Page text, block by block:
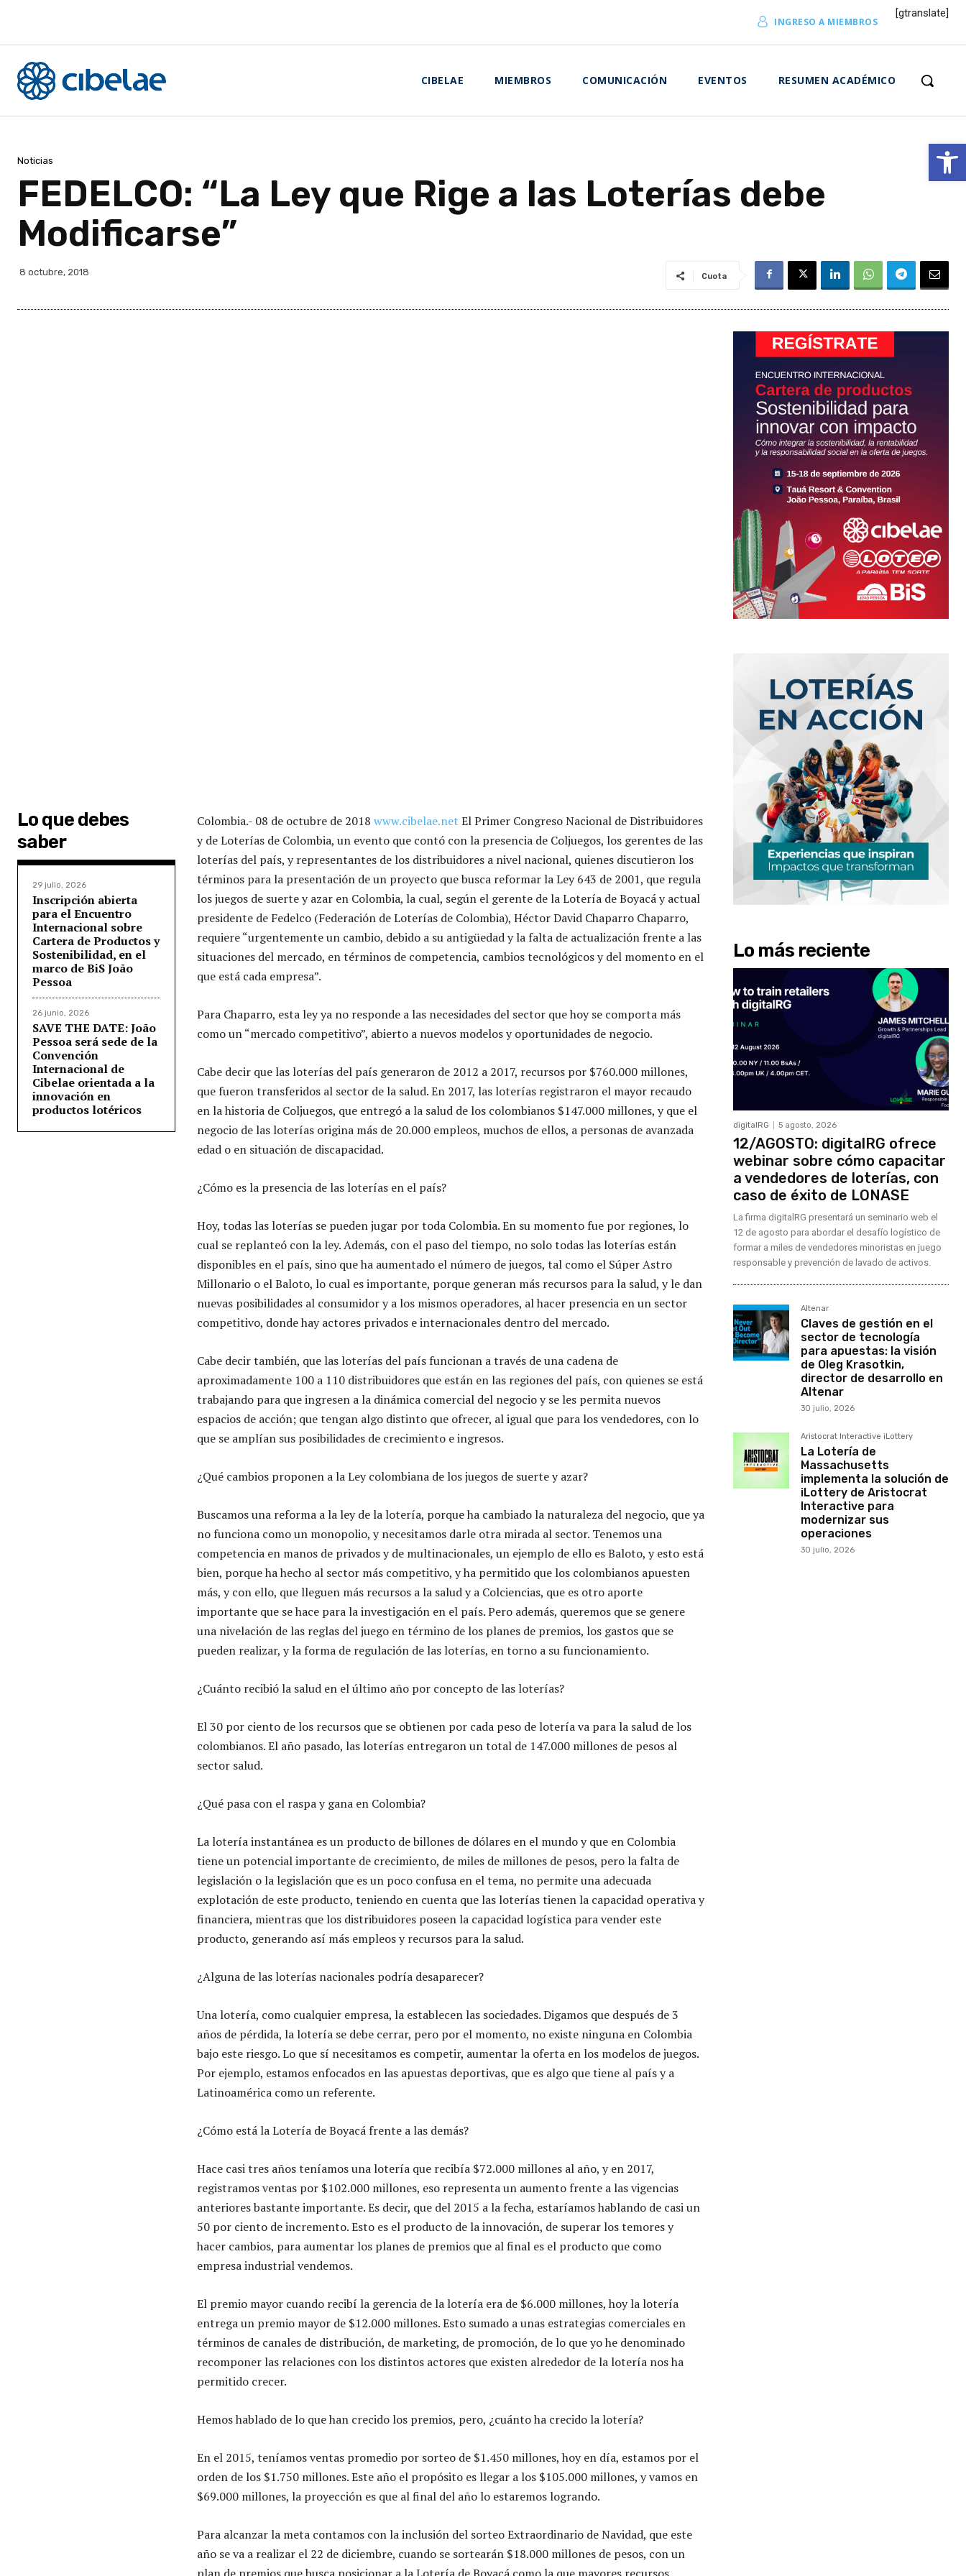
Abrir
INGRESO A MIEMBROS
[gtranslate]
CIBELAE MIEMBROS COMUNICACIÓN EVENTOS RESUMEN ACADÉMICO
Noticias
FEDELCO: “La Ley que Rige a las Loterías debe
Modificarse”
8 octubre, 2018 Cuota
Lo que debes
saber
29 julio, 2026
Inscripción abierta
para el Encuentro
Internacional sobre
Cartera de Productos y
Sostenibilidad, en el
marco de BiS João
Pessoa
26 junio, 2026
SAVE THE DATE: João
Pessoa será sede de la
Convención
Internacional de
Cibelae orientada a la
innovación en
productos lotéricos
Colombia.- 08 de octubre de 2018 www.cibelae.net El Primer Congreso Nacional de Distribuidores
y de Loterías de Colombia, un evento que contó con la presencia de Coljuegos, los gerentes de las
loterías del país, y representantes de los distribuidores a nivel nacional, quienes discutieron los
términos para la presentación de un proyecto que busca reformar la Ley 643 de 2001, que regula
los juegos de suerte y azar en Colombia, la cual, según el gerente de la Lotería de Boyacá y actual
presidente de Fedelco (Federación de Loterías de Colombia), Héctor David Chaparro Chaparro,
requiere “urgentemente un cambio, debido a su antigüedad y la falta de actualización frente a las
situaciones del mercado, en términos de competencia, cambios tecnológicos y del momento en el
que está cada empresa”.
Para Chaparro, esta ley ya no responde a las necesidades del sector que hoy se comporta más
como un “mercado competitivo”, abierto a nuevos modelos y oportunidades de negocio.
Cabe decir que las loterías del país generaron de 2012 a 2017, recursos por $760.000 millones,
que fueron transferidos al sector de la salud. En 2017, las loterías registraron el mayor recaudo
en la historia de Coljuegos, que entregó a la salud de los colombianos $147.000 millones, y que el
negocio de las loterías origina más de 20.000 empleos, muchos de ellos, a personas de avanzada
edad o en situación de discapacidad.
¿Cómo es la presencia de las loterías en el país?
Hoy, todas las loterías se pueden jugar por toda Colombia. En su momento fue por regiones, lo
cual se replanteó con la ley. Además, con el paso del tiempo, no solo todas las loterías están
disponibles en el país, sino que ha aumentado el número de juegos, tal como el Súper Astro
Millonario o el Baloto, lo cual es importante, porque generan más recursos para la salud, y le dan
nuevas posibilidades al consumidor y a los mismos operadores, al hacer presencia en un sector
competitivo, donde hay actores privados e internacionales dentro del mercado.
Cabe decir también, que las loterías del país funcionan a través de una cadena de
aproximadamente 100 a 110 distribuidores que están en las regiones del país, con quienes se está
trabajando para que ingresen a la dinámica comercial del negocio y se les permita nuevos
espacios de acción; que tengan algo distinto que ofrecer, al igual que para los vendedores, con lo
que se amplían sus posibilidades de crecimiento e ingresos.
¿Qué cambios proponen a la Ley colombiana de los juegos de suerte y azar?
Buscamos una reforma a la ley de la lotería, porque ha cambiado la naturaleza del negocio, que ya
no funciona como un monopolio, y necesitamos darle otra mirada al sector. Tenemos una
competencia en manos de privados y de multinacionales, un ejemplo de ello es Baloto, y esto está
bien, porque ha hecho al sector más competitivo, y ha permitido que los colombianos apuesten
más, y con ello, que lleguen más recursos a la salud y a Colciencias, que es otro aporte
importante que se hace para la investigación en el país. Pero además, queremos que se genere
una nivelación de las reglas del juego en término de los planes de premios, los gastos que se
pueden realizar, y la forma de regulación de las loterías, en torno a su funcionamiento.
¿Cuánto recibió la salud en el último año por concepto de las loterías?
El 30 por ciento de los recursos que se obtienen por cada peso de lotería va para la salud de los
colombianos. El año pasado, las loterías entregaron un total de 147.000 millones de pesos al
sector salud.
¿Qué pasa con el raspa y gana en Colombia?
La lotería instantánea es un producto de billones de dólares en el mundo y que en Colombia
tiene un potencial importante de crecimiento, de miles de millones de pesos, pero la falta de
legislación o la legislación que es un poco confusa en el tema, no permite una adecuada
explotación de este producto, teniendo en cuenta que las loterías tienen la capacidad operativa y
financiera, mientras que los distribuidores poseen la capacidad logística para vender este
producto, generando así más empleos y recursos para la salud.
¿Alguna de las loterías nacionales podría desaparecer?
Una lotería, como cualquier empresa, la establecen las sociedades. Digamos que después de 3
años de pérdida, la lotería se debe cerrar, pero por el momento, no existe ninguna en Colombia
bajo este riesgo. Lo que sí necesitamos es competir, aumentar la oferta en los modelos de juegos.
Por ejemplo, estamos enfocados en las apuestas deportivas, que es algo que tiene al país y a
Latinoamérica como un referente.
¿Cómo está la Lotería de Boyacá frente a las demás?
Hace casi tres años teníamos una lotería que recibía $72.000 millones al año, y en 2017,
registramos ventas por $102.000 millones, eso representa un aumento frente a las vigencias
anteriores bastante importante. Es decir, que del 2015 a la fecha, estaríamos hablando de casi un
50 por ciento de incremento. Esto es el producto de la innovación, de superar los temores y
hacer cambios, para aumentar los planes de premios que al final es el producto que como
empresa industrial vendemos.
El premio mayor cuando recibí la gerencia de la lotería era de $6.000 millones, hoy la lotería
entrega un premio mayor de $12.000 millones. Esto sumado a unas estrategias comerciales en
términos de canales de distribución, de marketing, de promoción, de lo que yo he denominado
recomponer las relaciones con los distintos actores que existen alrededor de la lotería nos ha
permitido crecer.
Hemos hablado de lo que han crecido los premios, pero, ¿cuánto ha crecido la lotería?
En el 2015, teníamos ventas promedio por sorteo de $1.450 millones, hoy en día, estamos por el
orden de los $1.750 millones. Este año el propósito es llegar a los $105.000 millones, y vamos en
$69.000 millones, la proyección es que al final del año lo estaremos logrando.
Para alcanzar la meta contamos con la inclusión del sorteo Extraordinario de Navidad, que este
año se va a realizar el 22 de diciembre, cuando se sortearán $18.000 millones de pesos, con un
plan de premios que busca posicionar a la Lotería de Boyacá como la que mayores recursos
Lo más reciente
digitalRG 5 agosto, 2026
12/AGOSTO: digitalRG ofrece
webinar sobre cómo capacitar
a vendedores de loterías, con
caso de éxito de LONASE
La firma digitalRG presentará un seminario web el
12 de agosto para abordar el desafío logístico de
formar a miles de vendedores minoristas en juego
responsable y prevención de lavado de activos.
Altenar
Claves de gestión en el
sector de tecnología
para apuestas: la visión
de Oleg Krasotkin,
director de desarrollo en
Altenar
30 julio, 2026
Aristocrat Interactive iLottery
La Lotería de
Massachusetts
implementa la solución de
iLottery de Aristocrat
Interactive para
modernizar sus
operaciones
30 julio, 2026